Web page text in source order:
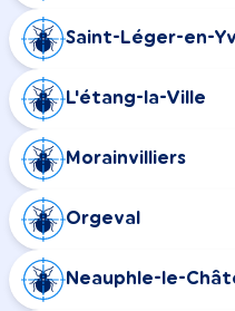
Saint-Léger-en-
L'étang-la-Ville
Morainvilliers
Orgeval
Neauphle-le-